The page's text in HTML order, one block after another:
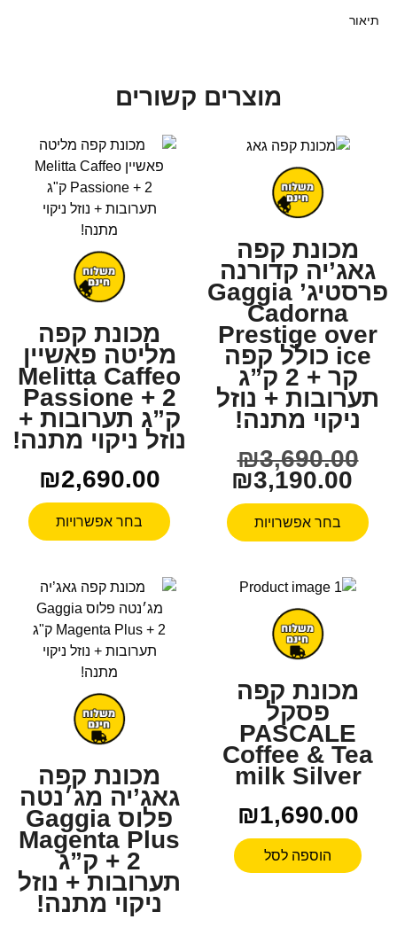
תיאור
מוצרים קשורים
מכונת קפה
גאג’יה קדורנה
פרסטיג’ Gaggia
Cadorna
Prestige over
ice כולל קפה
קר + 2 ק”ג
תערובות + נוזל
ניקוי מתנה!
₪3,690.00
₪3,190.00
בחר אפשרויות
מכונת קפה
מליטה פאשיין
Melitta Caffeo
Passione + 2
ק”ג תערובות +
נוזל ניקוי מתנה!
₪2,690.00
בחר אפשרויות
מכונת קפה
פסקל
PASCALE
Coffee & Tea
milk Silver
₪1,690.00
הוספה לסל
מכונת קפה
גאג’יה מג׳נטה
פלוס Gaggia
Magenta Plus
+ 2 ק”ג
תערובות + נוזל
ניקוי מתנה!